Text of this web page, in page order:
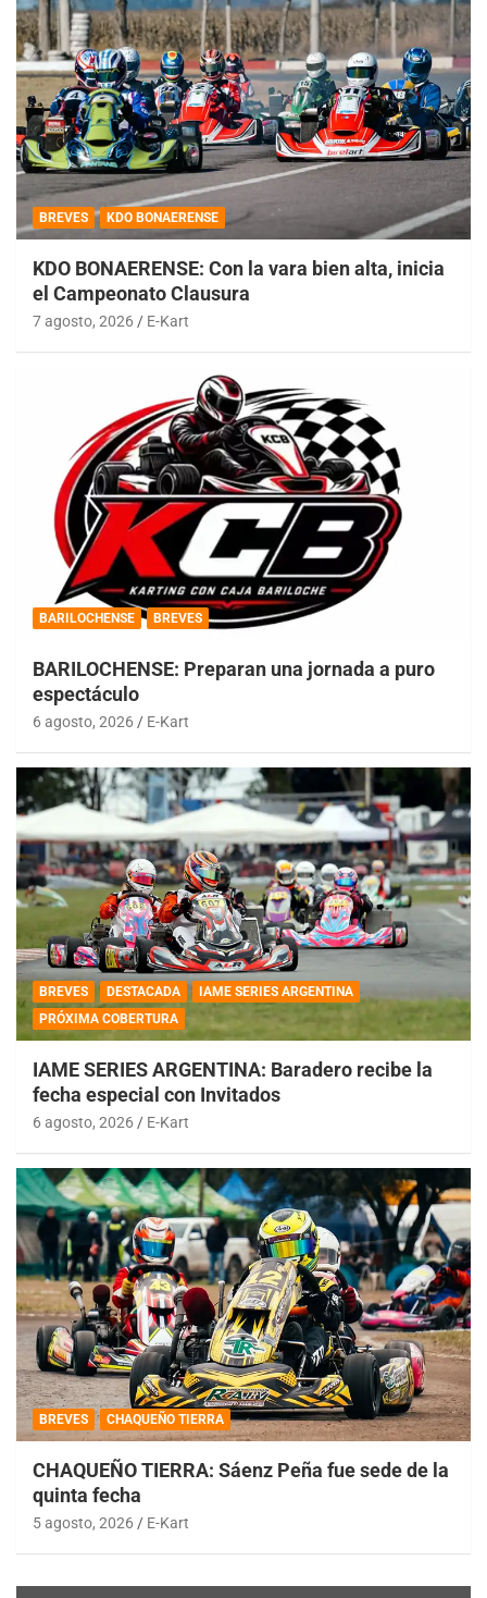
BREVES KDO BONAERENSE
KDO BONAERENSE: Con la vara bien alta, inicia
el Campeonato Clausura
7 agosto, 2026 E-Kart
BARILOCHENSE BREVES
BARILOCHENSE: Preparan una jornada a puro
espectáculo
6 agosto, 2026 E-Kart
BREVES DESTACADA
IAME SERIES ARGENTINA
PRÓXIMA COBERTURA
IAME SERIES ARGENTINA: Baradero recibe la
fecha especial con Invitados
6 agosto, 2026 E-Kart
BREVES CHAQUEÑO TIERRA
CHAQUEÑO TIERRA: Sáenz Peña fue sede de la
quinta fecha
5 agosto, 2026 E-Kart